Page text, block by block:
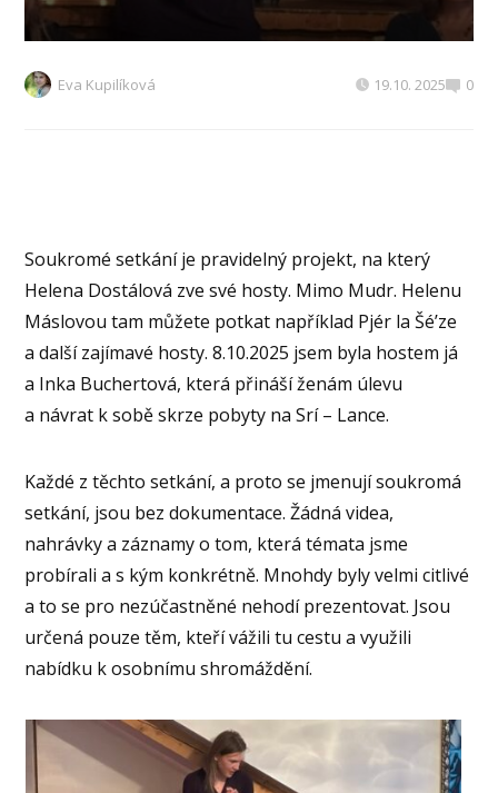
Eva Kupilíková 19.10. 2025 0
Soukromé setkání je pravidelný projekt, na který
Helena Dostálová zve své hosty. Mimo Mudr. Helenu
Máslovou tam můžete potkat například Pjér la Šé’ze
a další zajímavé hosty. 8.10.2025 jsem byla hostem já
a Inka Buchertová, která přináší ženám úlevu
a návrat k sobě skrze pobyty na Srí – Lance.
Každé z těchto setkání, a proto se jmenují soukromá
setkání, jsou bez dokumentace. Žádná videa,
nahrávky a záznamy o tom, která témata jsme
probírali a s kým konkrétně. Mnohdy byly velmi citlivé
a to se pro nezúčastněné nehodí prezentovat. Jsou
určená pouze těm, kteří vážili tu cestu a využili
nabídku k osobnímu shromáždění.